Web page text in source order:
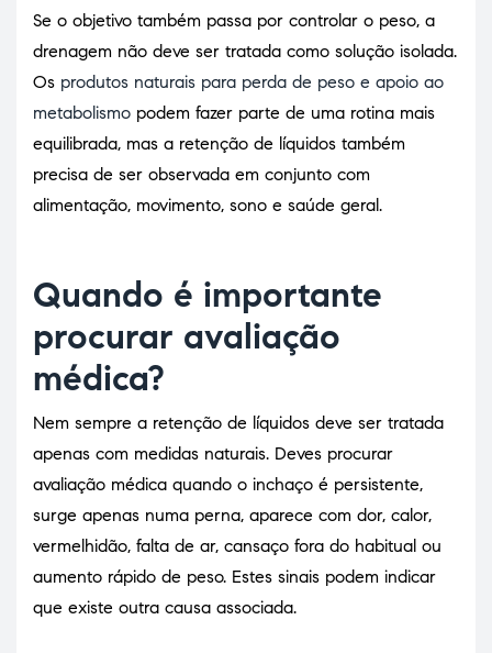
Se o objetivo também passa por controlar o peso, a
drenagem não deve ser tratada como solução isolada.
Os produtos naturais para perda de peso e apoio ao
metabolismo podem fazer parte de uma rotina mais
equilibrada, mas a retenção de líquidos também
precisa de ser observada em conjunto com
alimentação, movimento, sono e saúde geral.
Quando é importante
procurar avaliação
médica?
Nem sempre a retenção de líquidos deve ser tratada
apenas com medidas naturais. Deves procurar
avaliação médica quando o inchaço é persistente,
surge apenas numa perna, aparece com dor, calor,
vermelhidão, falta de ar, cansaço fora do habitual ou
aumento rápido de peso. Estes sinais podem indicar
que existe outra causa associada.